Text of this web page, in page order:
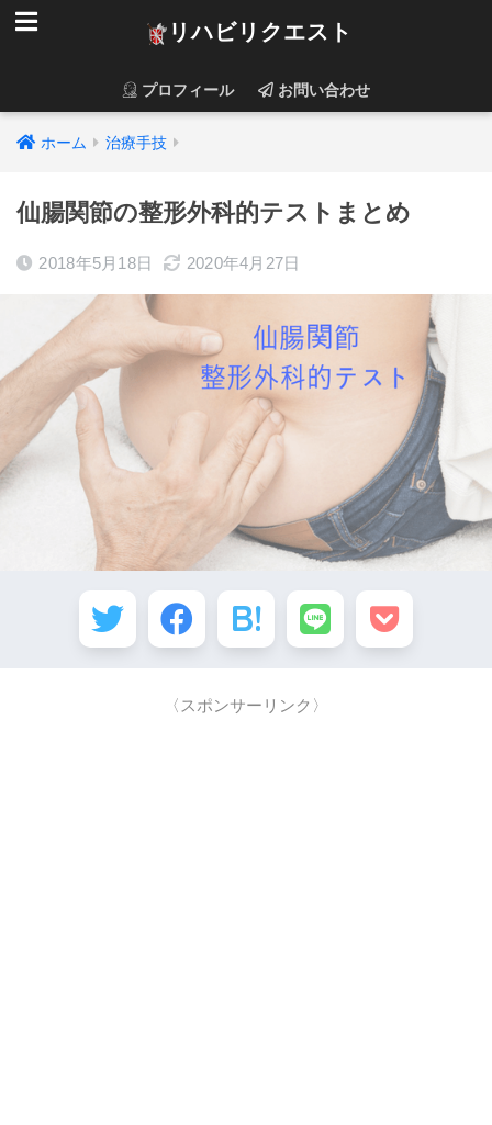
リハビリクエスト
プロフィール お問い合わせ
ホーム 治療手技
仙腸関節の整形外科的テストまとめ
2018年5月18日 2020年4月27日
〈スポンサーリンク〉